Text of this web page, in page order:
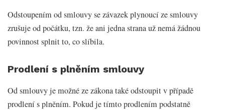
Odstoupením od smlouvy se závazek plynoucí ze smlouvy
zrušuje od počátku, tzn. že ani jedna strana už nemá žádnou
povinnost splnit to, co slíbila.
Prodlení s plněním smlouvy
Od smlouvy je možné ze zákona také odstoupit v případě
prodlení s plněním. Pokud je tímto prodlením podstatně